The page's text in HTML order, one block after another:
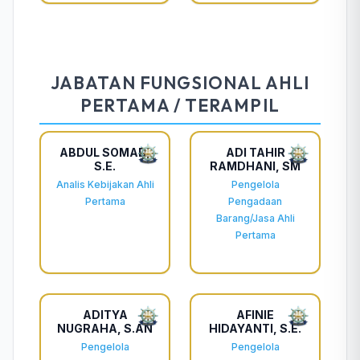
JABATAN FUNGSIONAL AHLI
PERTAMA / TERAMPIL
ABDUL SOMAD,
S.E.
Analis Kebijakan Ahli
Pertama
ADI TAHIR
RAMDHANI, SM
Pengelola
Pengadaan
Barang/Jasa Ahli
Pertama
ADITYA
NUGRAHA, S.AN
Pengelola
AFINIE
HIDAYANTI, S.E.
Pengelola